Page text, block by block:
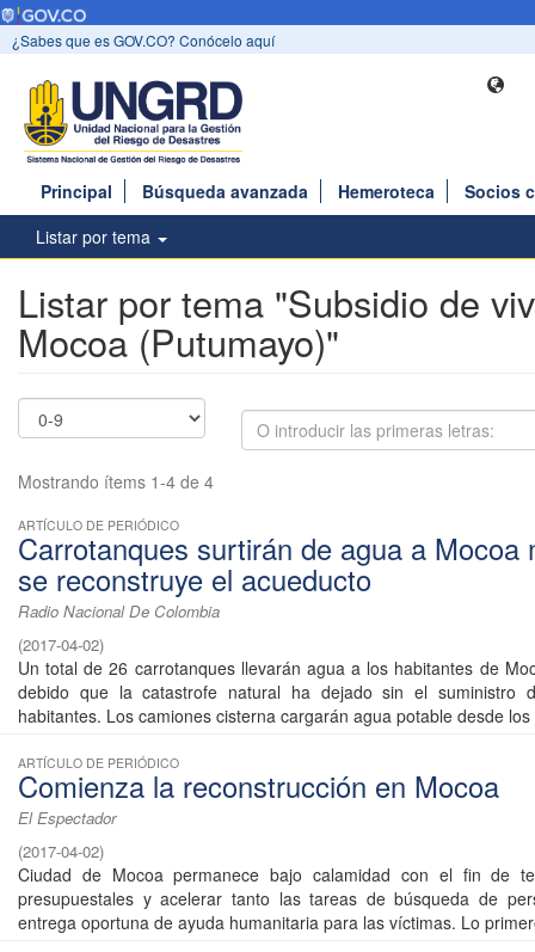
¿Sabes que es GOV.CO? Conócelo aquí
Principal Búsqueda avanzada Hemeroteca
Socios
Listar por tema
Listar por tema "Subsidio de
Mocoa (Putumayo)"
Mostrando ítems 1-4 de 4
ARTÍCULO DE PERIÓDICO
Carrotanques surtirán de agua a Mocoa
se reconstruye el acueducto
Radio Nacional De Colombia
(2017-04-02)
Un total de 26 carrotanques llevarán agua a los habitantes de
debido que la catastrofe natural ha dejado sin el suministro
habitantes. Los camiones cisterna cargarán agua potable desde los
ARTÍCULO DE PERIÓDICO
Comienza la reconstrucción en Mocoa
El Espectador
(2017-04-02)
Ciudad de Mocoa permanece bajo calamidad con el fin de
presupuestales y acelerar tanto las tareas de búsqueda de
entrega oportuna de ayuda humanitaria para las víctimas. Lo